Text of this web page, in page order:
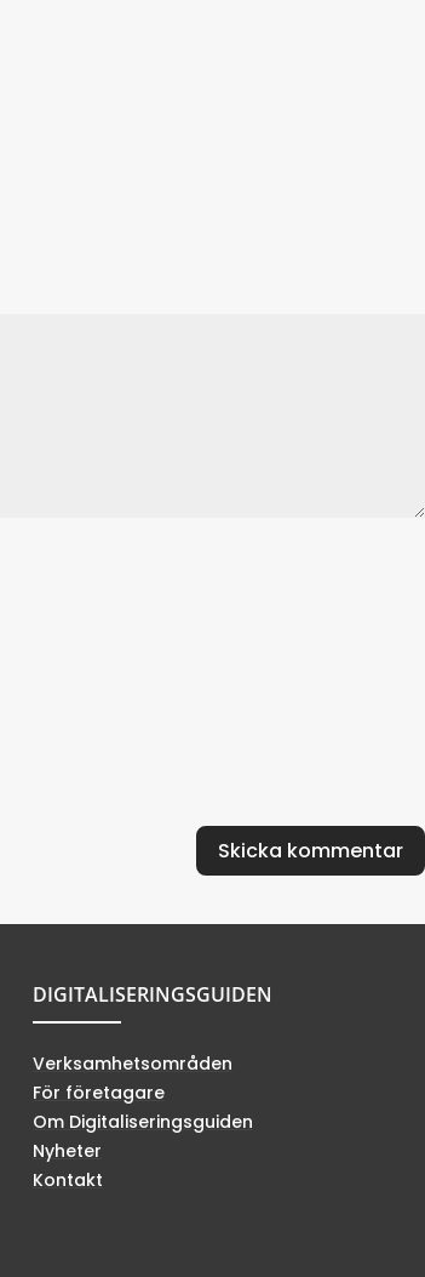
DIGITALISERINGSGUIDEN
Verksamhetsområden
För företagare
Om Digitaliseringsguiden
Nyheter
Kontakt